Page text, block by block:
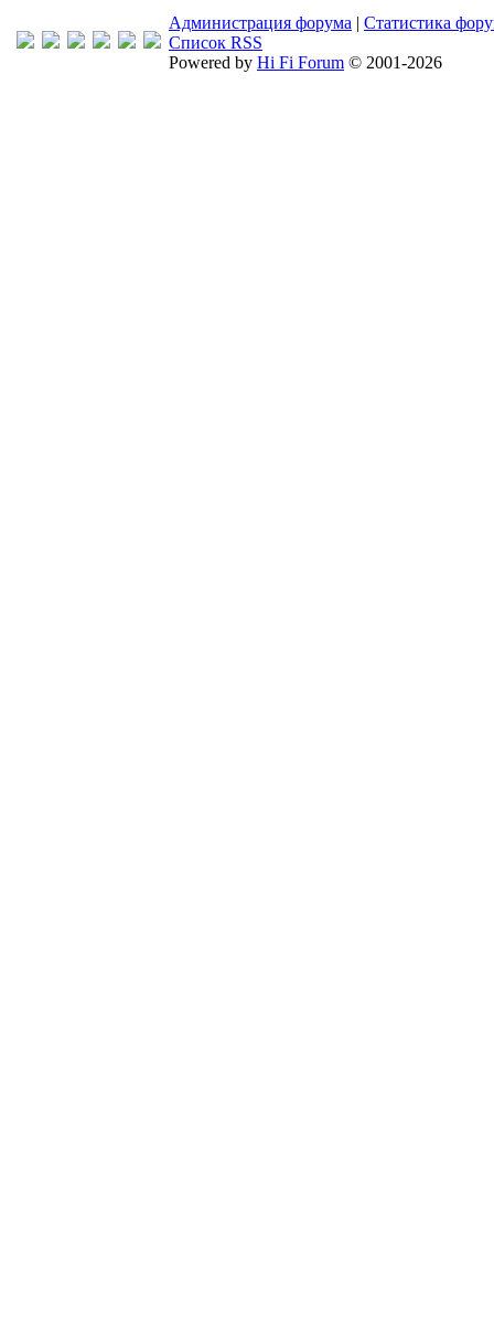
Администрация форума | Статистика
Список RSS
Powered by Hi Fi Forum © 2001-2026